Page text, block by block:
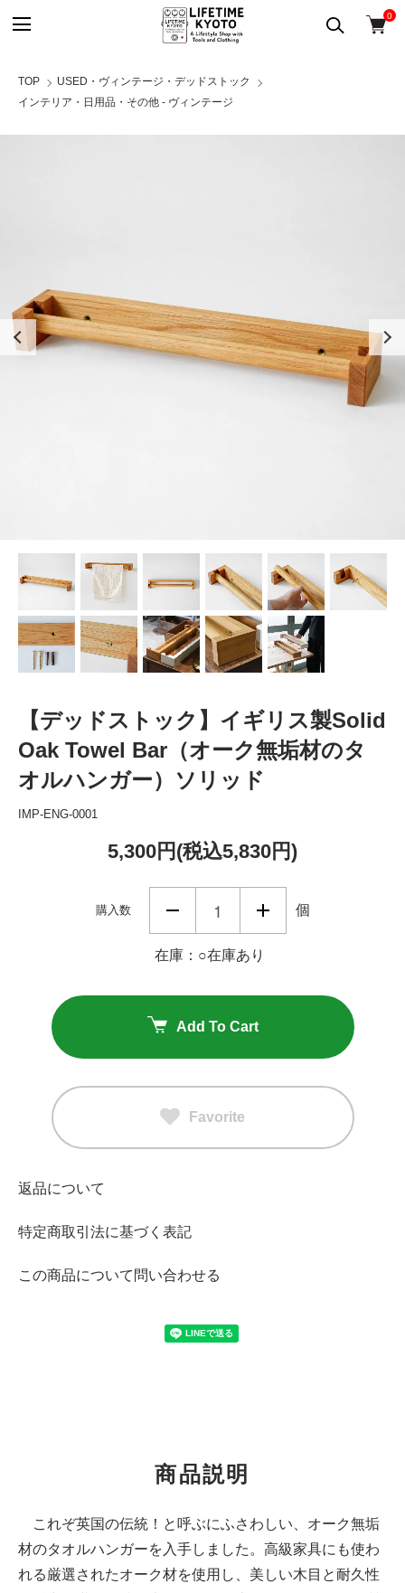
0
TOP
USED・ヴィンテージ・デッドストック
インテリア・日用品・その他 - ヴィンテージ
【デッドストック】イギリス製Solid
Oak Towel Bar（オーク無垢材のタ
オルハンガー）ソリッド
IMP-ENG-0001
5,300円(税込5,830円)
購入数 個
在庫：○在庫あり
Add To Cart
Favorite
返品について
特定商取引法に基づく表記
この商品について問い合わせる
商品説明
これぞ英国の伝統！と呼ぶにふさわしい、オーク無垢
材のタオルハンガーを入手しました。高級家具にも使わ
れる厳選されたオーク材を使用し、美しい木目と耐久性